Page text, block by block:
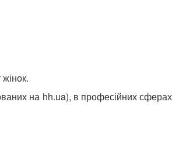
на hh.ua), в професійних сферах